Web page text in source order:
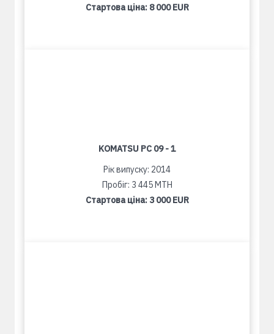
Стартова ціна: 8 000 EUR
KOMATSU PC 09 - 1
Рік випуску: 2014
Пробіг: 3 445 MTH
Стартова ціна: 3 000 EUR